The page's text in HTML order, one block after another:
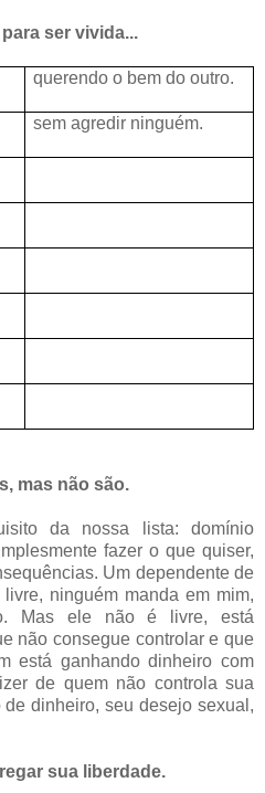
ser vivida...
querendo o bem do outro.
sem agredir ninguém.
mas não são.
da nossa lista: domínio
fazer o que quiser,
Um dependente de
ninguém manda em mim,
Mas ele não é livre, está
não consegue controlar e que
está ganhando dinheiro com
de quem não controla sua
dinheiro, seu desejo sexual,
sua liberdade.